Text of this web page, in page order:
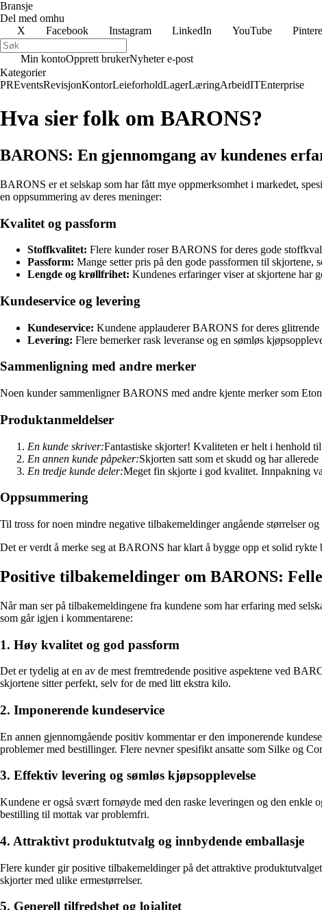
Bransje
Del med omhu
X
Facebook Instagram LinkedIn YouTube
Min kontoOpprett brukerNyheter e-post
Kategorier
PREventsRevisjonKontorLeieforholdLagerLæringArbeidITEnterprise
Hva sier folk om BARONS?
BARONS: En gjennomgang av kundenes
BARONS er et selskap som har fått mye oppmerksomhet i markedet,
en oppsummering av deres meninger:
Kvalitet og passform
Stoffkvalitet: Flere kunder roser BARONS for deres gode
Passform: Mange setter pris på den gode passformen til skjortene,
Lengde og krøllfrihet: Kundenes erfaringer viser at skjortene har
Kundeservice og levering
Kundeservice: Kundene applauderer BARONS for deres glitrende
Levering: Flere bemerker rask leveranse og en sømløs
Sammenligning med andre merker
Noen kunder sammenligner BARONS med andre kjente merker som
Produktanmeldelser
En kunde skriver:Fantastiske skjorter! Kvaliteten er helt i henhold
En annen kunde påpeker:Skjorten satt som et skudd og har
En tredje kunde deler:Meget fin skjorte i god kvalitet. Innpakning
Oppsummering
Til tross for noen mindre negative tilbakemeldinger angående størrelser
Det er verdt å merke seg at BARONS har klart å bygge opp et solid
Positive tilbakemeldinger om BARONS:
Når man ser på tilbakemeldingene fra kundene som har erfaring med
som går igjen i kommentarene:
1. Høy kvalitet og god passform
Det er tydelig at en av de mest fremtredende positive aspektene ved
skjortene sitter perfekt, selv for de med litt ekstra kilo.
2. Imponerende kundeservice
En annen gjennomgående positiv kommentar er den imponerende
problemer med bestillinger. Flere nevner spesifikt ansatte som Silke og
3. Effektiv levering og sømløs kjøpsopplevelse
Kundene er også svært fornøyde med den raske leveringen og den enkle
bestilling til mottak var problemfri.
4. Attraktivt produktutvalg og innbydende emballasje
Flere kunder gir positive tilbakemeldinger på det attraktive
skjorter med ulike ermestørrelser.
5. Generell tilfredshet og lojalitet